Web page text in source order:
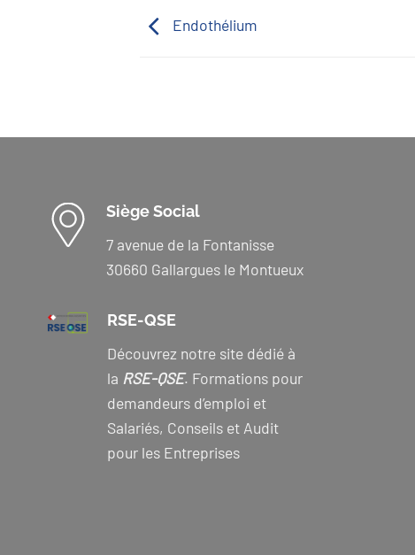
Endothélium
Siège Social
7 avenue de la Fontanisse
30660 Gallargues le Montueux
RSE-QSE
Découvrez notre site dédié à
la RSE-QSE. Formations pour
demandeurs d’emploi et
Salariés, Conseils et Audit
pour les Entreprises